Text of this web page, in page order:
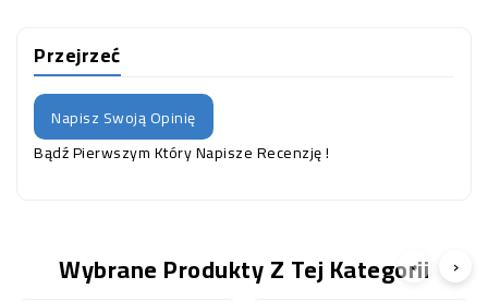
Przejrzeć
Napisz Swoją Opinię
Bądź Pierwszym Który Napisze Recenzję !
Wybrane Produkty Z Tej Kategorii
‹ ›